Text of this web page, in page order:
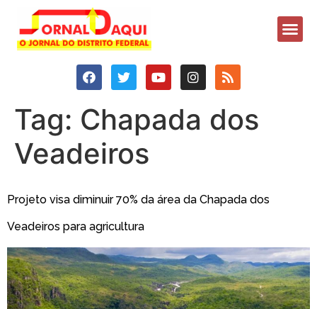
Tag: Chapada dos
Veadeiros
Projeto visa diminuir 70% da área da Chapada dos
Veadeiros para agricultura